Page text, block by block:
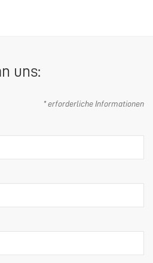
uns:
* erforderliche Informationen